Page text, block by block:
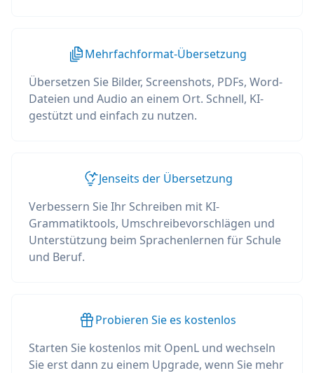
Mehrfachformat-Übersetzung
Übersetzen Sie Bilder, Screenshots, PDFs, Word-
Dateien und Audio an einem Ort. Schnell, KI-
gestützt und einfach zu nutzen.
Jenseits der Übersetzung
Verbessern Sie Ihr Schreiben mit KI-
Grammatiktools, Umschreibevorschlägen und
Unterstützung beim Sprachenlernen für Schule
und Beruf.
Probieren Sie es kostenlos
Starten Sie kostenlos mit OpenL und wechseln
Sie erst dann zu einem Upgrade, wenn Sie mehr